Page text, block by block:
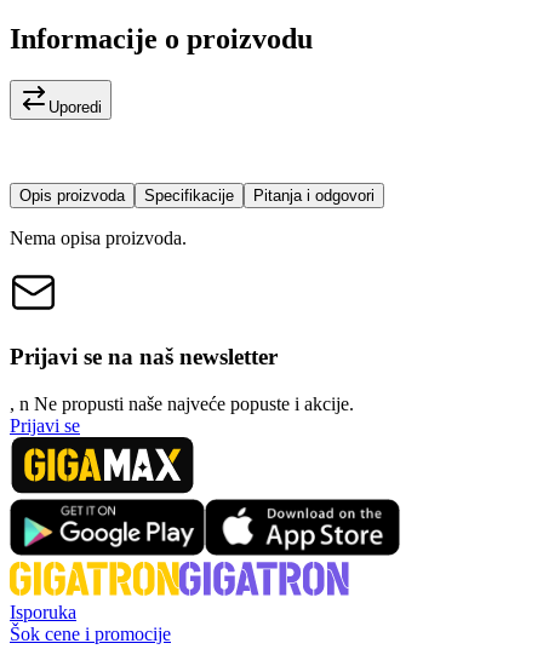
Informacije o proizvodu
Uporedi
Opis proizvoda Specifikacije Pitanja i odgovori
Nema opisa proizvoda.
Prijavi se na naš newsletter
, n Ne propusti naše najveće popuste i akcije.
Prijavi se
Isporuka
Šok cene i promocije